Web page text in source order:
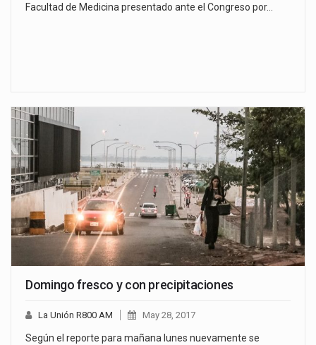
Facultad de Medicina presentado ante el Congreso por…
Domingo fresco y con precipitaciones
La Unión R800 AM May 28, 2017
Según el reporte para mañana lunes nuevamente se